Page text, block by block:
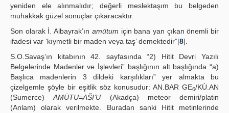
yeniden ele alınmalıdır; değerli meslektaşım bu belgeden
muhakkak güzel sonuçlar çıkaracaktır.
Son olarak İ. Albayrak’ın amūtum için bana yan çıkan önemli bir
ifadesi var ‘kıymetli bir maden veya taş’ demektedir”[8].
S.O.Savaş’ın kitabının 42. sayfasında “2) Hitit Devri Yazılı
Belgelerinde Madenler ve İşlevleri” başlığının alt başlığında “a)
Başlıca madenlerin 3 dildeki karşılıkları” yer almakta bu
çizelgemle şöyle bir eşitlik söz konusudur: AN.BAR GE6/KÙ.AN
(Sumerce)AMŪTU=AŠI’U (Akadça) meteor demiri/platin
(Anlam) olarak verilmekte. Buradan sanki Hitit metinlerinde